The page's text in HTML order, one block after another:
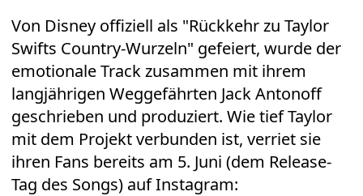
Von Disney offiziell als "Rückkehr zu Taylor
Swifts Country-Wurzeln" gefeiert, wurde der
emotionale Track zusammen mit ihrem
langjährigen Weggefährten Jack Antonoff
geschrieben und produziert. Wie tief Taylor
mit dem Projekt verbunden ist, verriet sie
ihren Fans bereits am 5. Juni (dem Release-
Tag des Songs) auf Instagram: